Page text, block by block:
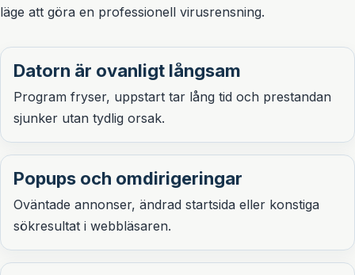
läge att göra en professionell virusrensning.
Datorn är ovanligt långsam
Program fryser, uppstart tar lång tid och prestandan
sjunker utan tydlig orsak.
Popups och omdirigeringar
Oväntade annonser, ändrad startsida eller konstiga
sökresultat i webbläsaren.